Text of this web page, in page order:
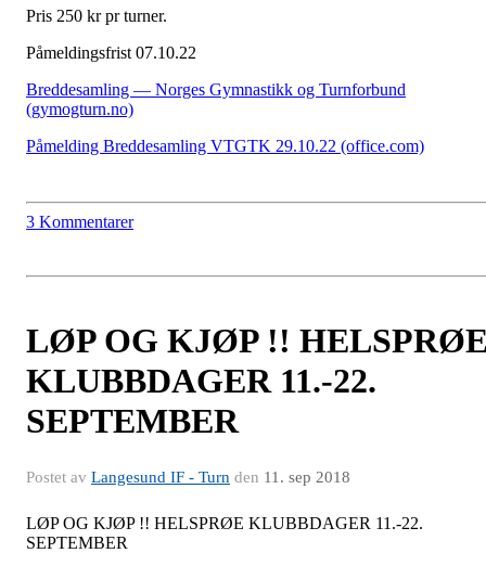
Pris 250 kr pr turner.
Påmeldingsfrist 07.10.22
Breddesamling — Norges Gymnastikk og Turnforbund
(gymogturn.no)
Påmelding Breddesamling VTGTK 29.10.22 (office.com)
3 Kommentarer
LØP OG KJØP !!
KLUBBDAGER 11.-22.
SEPTEMBER
Postet av Langesund IF - Turn den 11. sep 2018
LØP OG KJØP !! HELSPRØE KLUBBDAGER 11.-22.
SEPTEMBER